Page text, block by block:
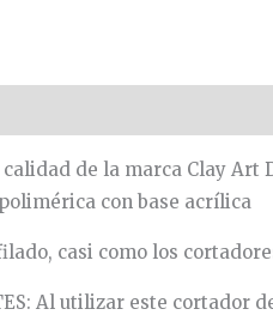
de la marca Clay
con base acrílica
casi como los
Al utilizar este